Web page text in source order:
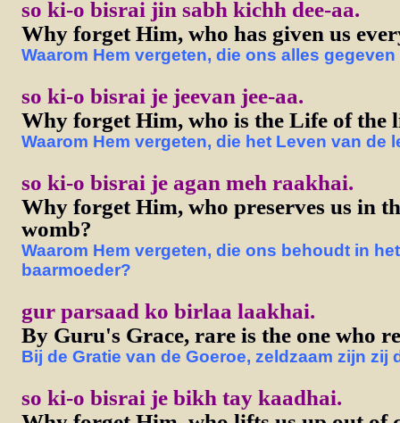
so ki-o bisrai jin sabh kichh dee-aa.
Why forget Him, who has given us
Waarom Hem vergeten, die ons alles
so ki-o bisrai je jeevan jee-aa.
Why forget Him, who is the Life of the
Waarom Hem vergeten, die het Leven van de
so ki-o bisrai je agan meh raakhai.
Why forget Him, who preserves us in
womb?
Waarom Hem vergeten, die ons behoudt in
baarmoeder?
gur parsaad ko birlaa laakhai.
By Guru's Grace, rare is the one who
Bij de Gratie van de Goeroe, zeldzaam zijn zij
so ki-o bisrai je bikh tay kaadhai.